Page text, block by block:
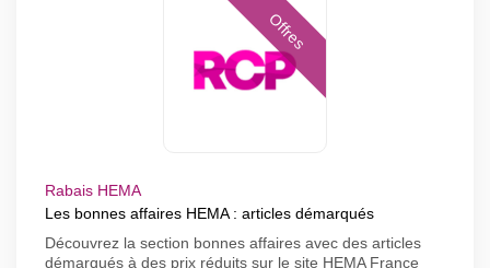
Offres
Rabais HEMA
Les bonnes affaires HEMA : articles démarqués
Découvrez la section bonnes affaires avec des articles
démarqués à des prix réduits sur le site HEMA France